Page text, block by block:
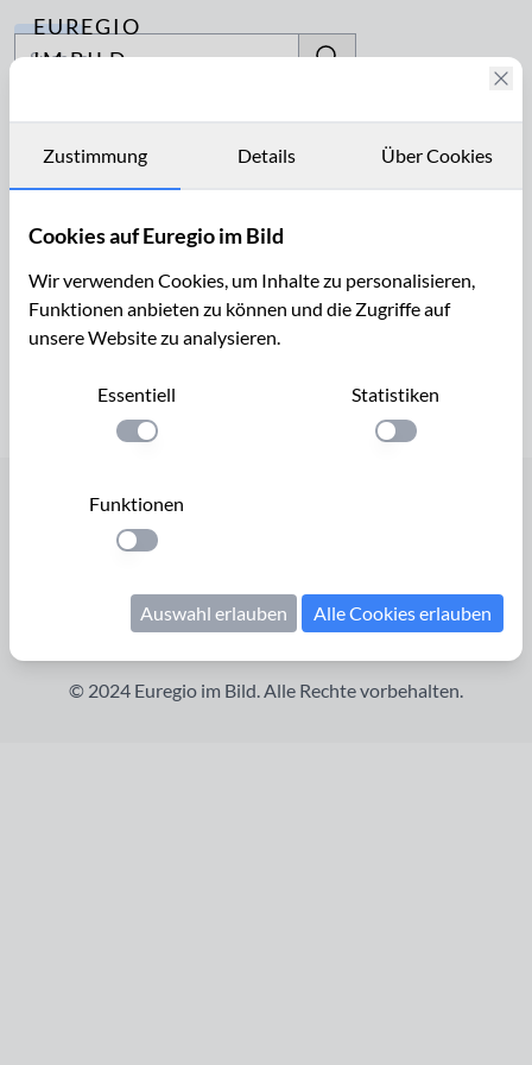
EUREGIO
IM BILD
Archiv
Kontakt
Archiv
Seite 1 von 1
Impressum
© 2024 Euregio im Bild. Alle Rechte vorbehalten.
Zustimmung Details Über Cookies
Cookies auf Euregio im Bild
Wir verwenden Cookies, um Inhalte zu personalisieren,
Funktionen anbieten zu können und die Zugriffe auf
unsere Website zu analysieren.
Essentiell
Einstellung anwenden
Statistiken
Einstellung
Funktionen
Einstellung anwenden
Auswahl erlauben Alle Cookies erlauben